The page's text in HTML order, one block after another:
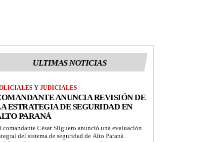
ULTIMAS NOTICIAS
Y JUDICIALES
ANUNCIA REVISIÓN DE
ESTRATEGIA DE SEGURIDAD EN
PARANÁ
comandante César Silguero anunció una evaluación
del sistema de seguridad de Alto Paraná.